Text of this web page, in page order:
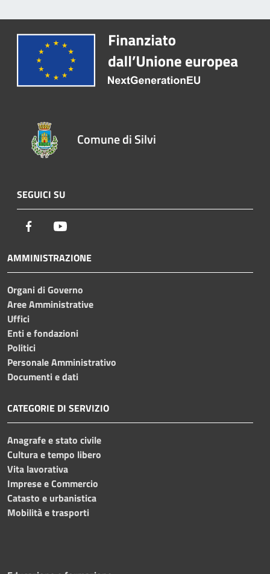
Comune di Silvi
SEGUICI SU
Facebook
AMMINISTRAZIONE
Organi di Governo
Aree Amministrative
Uffici
Enti e fondazioni
Politici
Personale Amministrativo
Documenti e dati
CATEGORIE DI SERVIZIO
Anagrafe e stato civile
Cultura e tempo libero
Vita lavorativa
Imprese e Commercio
Catasto e urbanistica
Mobilità e trasporti